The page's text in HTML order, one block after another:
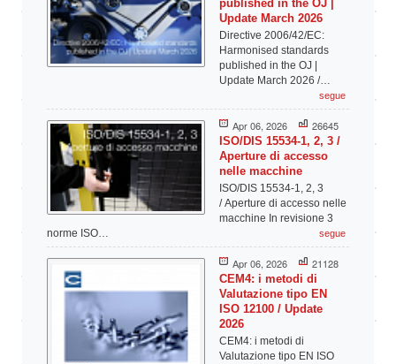
published in the OJ |
Update March 2026
Directive 2006/42/EC:
Harmonised standards
published in the OJ |
Update March 2026 /…
segue
Apr 06, 2026 26645
ISO/DIS 15534-1, 2, 3 /
Aperture di accesso
nelle macchine
ISO/DIS 15534-1, 2, 3
/ Aperture di accesso nelle
macchine In revisione 3
norme ISO…
segue
Apr 06, 2026 21128
CEM4: i metodi di
Valutazione tipo EN
ISO 12100 / Update
2026
CEM4: i metodi di
Valutazione tipo EN ISO